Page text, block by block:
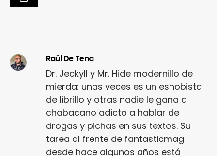
Raül De Tena
Dr. Jeckyll y Mr. Hide modernillo de
mierda: unas veces es un esnobista
de librillo y otras nadie le gana a
chabacano adicto a hablar de
drogas y pichas en sus textos. Su
tarea al frente de fantasticmag
desde hace algunos años está